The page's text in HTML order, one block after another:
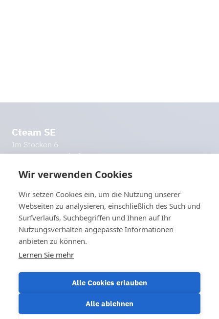
Cteam SE
Im Stocken 6
88444 Ummendorf
info@cteam.com
+49 7351 44098 0
Weitere Links
Impressum
Datenschutzerklärung
Haftungsausschluss
Let's stay in touch!
Wir verwenden Cookies
Wir setzen Cookies ein, um die Nutzung unserer
Webseiten zu analysieren, einschließlich des Such und
Surfverlaufs, Suchbegriffen und Ihnen auf Ihr
Nutzungsverhalten angepasste Informationen
anbieten zu können.
Lernen Sie mehr
Alle Cookies erlauben
Alle ablehnen